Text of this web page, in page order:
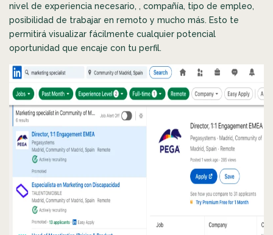
nivel de experiencia necesario, , compañía, tipo de empleo,
posibilidad de trabajar en remoto y mucho más. Esto te
permitirá visualizar fácilmente cualquier potencial
oportunidad que encaje con tu perfil.